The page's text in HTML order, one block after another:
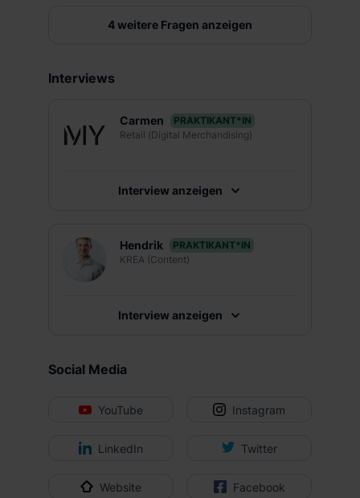
Weitere Informationen zu den einzelnen Cookies findest
Informationen:Datenschutzerklärung
4 weitere Fragen anzeigen
Interviews
Carmen
PRAKTIKANT*IN
Retail (Digital Merchandising)
Interview anzeigen
Hendrik
PRAKTIKANT*IN
KREA (Content)
Interview anzeigen
Social Media
YouTube Instagram
LinkedIn Twitter
Website Facebook